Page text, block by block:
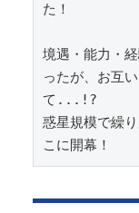
た！
境遇・能力・
ったが、お互
て...!?
惑星規模で繰
こに開幕！